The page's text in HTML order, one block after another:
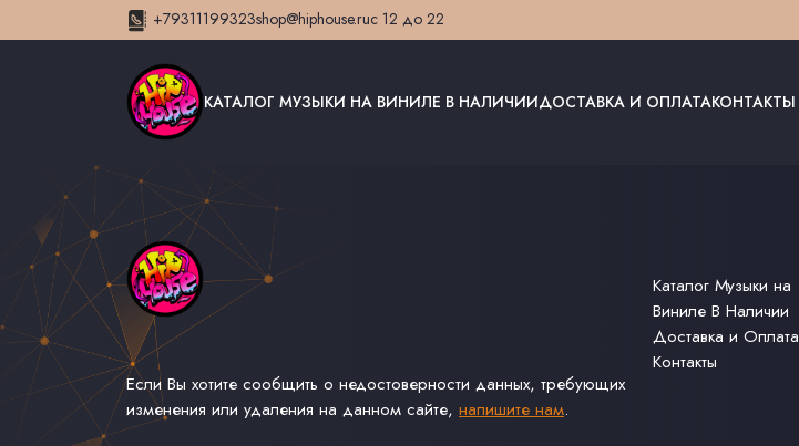
+79311199323shop@hiphouse.ruс 12 до 22
КАТАЛОГ МУЗЫКИ НА ВИНИЛЕ В НАЛИЧИИДОСТАВКА И ОПЛАТАКОНТАКТЫ
Если Вы хотите сообщить о недостоверности данных, требующих
изменения или удаления на данном сайте, напишите нам.
Каталог Музыки на
Виниле В Наличии
Доставка и Оплата
Контакты